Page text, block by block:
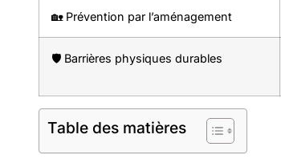
🏡 Prévention par l’aménagement
🛡️ Barrières physiques durables
Table des matières